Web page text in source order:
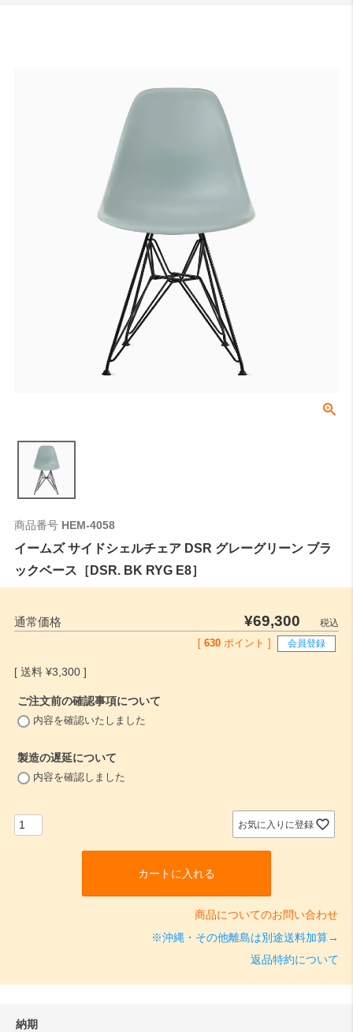
商品番号 HEM-4058
イームズ サイドシェルチェア DSR グレーグリーン ブラ
ックベース［DSR. BK RYG E8］
通常価格 ¥69,300
税込
630 ポイント ] 会員登録
¥3,300
ご注文前の確認事項について
内容を確認いたしました
製造の遅延について
(
内容を確認しました
お気に入りに登録
カートに入れる
商品についてのお問い合わせ
※沖縄・その他離島は別途送料加算→
返品特約について
納期